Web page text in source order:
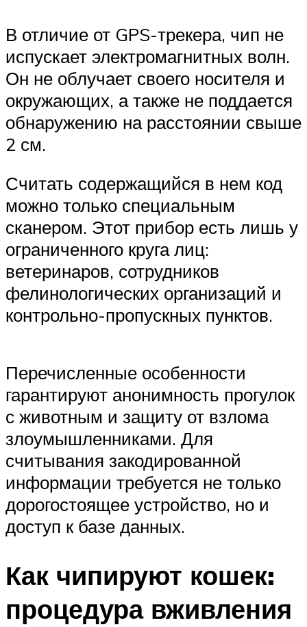
В отличие от GPS-трекера, чип не
испускает электромагнитных волн.
Он не облучает своего носителя и
окружающих, а также не поддается
обнаружению на расстоянии свыше
2 см.
Считать содержащийся в нем код
можно только специальным
сканером. Этот прибор есть лишь у
ограниченного круга лиц:
ветеринаров, сотрудников
фелинологических организаций и
контрольно-пропускных пунктов.
Перечисленные особенности
гарантируют анонимность прогулок
с животным и защиту от взлома
злоумышленниками. Для
считывания закодированной
информации требуется не только
дорогостоящее устройство, но и
доступ к базе данных.
Как чипируют кошек:
процедура вживления